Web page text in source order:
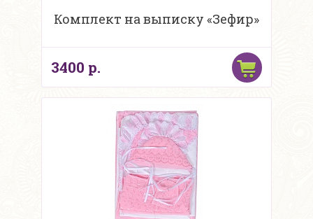
Комплект на выписку «Зефир»
3400 р.